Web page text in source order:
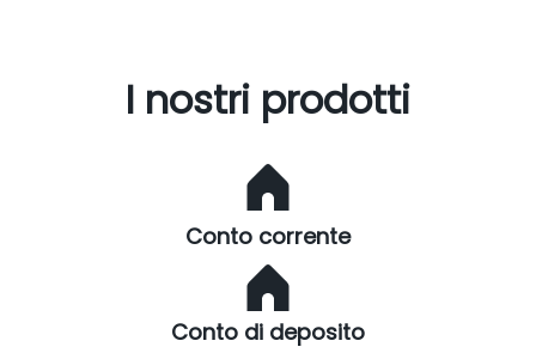
I nostri prodotti
Conto corrente
Conto di deposito